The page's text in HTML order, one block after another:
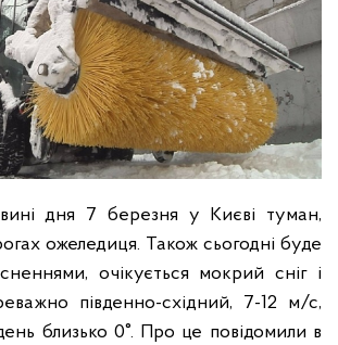
дня 7 березня у Києві туман,
ожеледиця. Також сьогодні буде
очікується мокрий сніг і
південно-східний, 7-12 м/с,
близько 0°. Про це повідомили в